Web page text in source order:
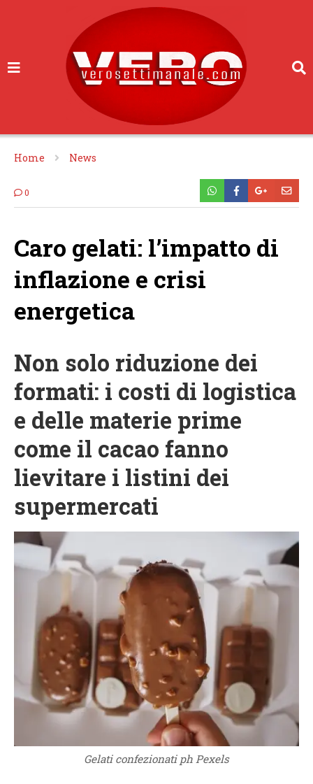
Home News
0
Caro gelati: l’impatto di
inflazione e crisi
energetica
Non solo riduzione dei
formati: i costi di logistica
e delle materie prime
come il cacao fanno
lievitare i listini dei
supermercati
Gelati confezionati ph Pexels